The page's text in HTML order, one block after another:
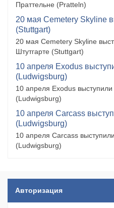
Праттельне (Pratteln)
20 мая Cemetery Skyline
(Stuttgart)
20 мая Cemetery Skyline
Штутгарте (Stuttgart)
10 апреля Exodus
(Ludwigsburg)
10 апреля Exodus
(Ludwigsburg)
10 апреля Carcass
(Ludwigsburg)
10 апреля Carcass
(Ludwigsburg)
Авторизация